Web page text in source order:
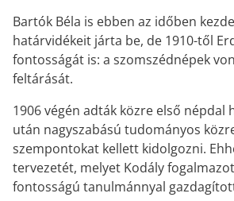
Bartók Béla is ebben az időben
határvidékeit járta be, de 1910-től
fontosságát is: a szomszédnépek
feltárását.
1906 végén adták közre első
után nagyszabású tudományos
szempontokat kellett kidolgozni.
tervezetét, melyet Kodály
fontosságú tanulmánnyal